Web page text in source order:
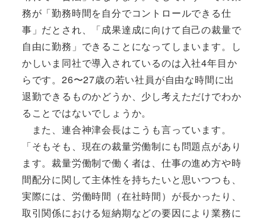
務が「勤務時間を自分でコントロールできる仕
事」だとされ、「成果達成に向けて自己の裁量で
自由に勤務」できることになってしまいます。し
かしいま同社で導入されているのは入社4年目か
らです。26〜27歳の若い社員が自由な時間に出
退勤できるものかどうか、少し考えただけでわか
ることではないでしょうか。
また、連合神津会長はこうも言っています。
「そもそも、現在の裁量労働制にも問題点があり
ます。裁量労働制で働く者は、仕事の進め方や時
間配分に関して主体性を持ちたいと思いつつも、
実際には、労働時間（在社時間）が長かったり、
取引関係における短納期などの要因により業務に